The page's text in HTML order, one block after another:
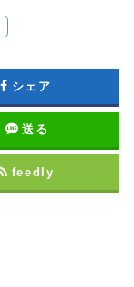
シェア
送る
feedly